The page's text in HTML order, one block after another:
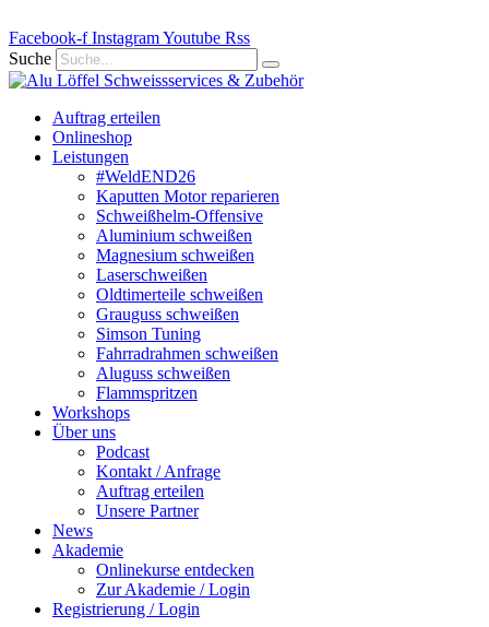
Inhalt
springen
Facebook-f InstagramYoutube Rss
Suche
Auftrag erteilen
Onlineshop
Leistungen
#WeldEND26
Kaputten Motor reparieren
Schweißhelm-Offensive
Aluminium schweißen
Magnesium schweißen
Laserschweißen
Oldtimerteile schweißen
Grauguss schweißen
Simson Tuning
Fahrradrahmen schweißen
Aluguss schweißen
Flammspritzen
Workshops
Über uns
Podcast
Kontakt / Anfrage
Auftrag erteilen
Unsere Partner
News
Akademie
Onlinekurse entdecken
Zur Akademie / Login
Registrierung / Login